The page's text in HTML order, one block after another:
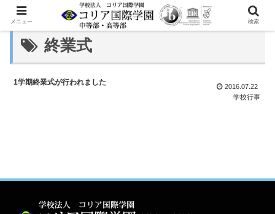
終業式
1学期終業式が行われました
2016.07.22
学校行事
メニュー 検索